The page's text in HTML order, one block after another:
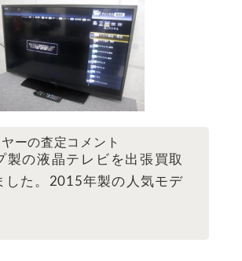
ーの査定コメント
製の液晶テレビを出張買取
した。2015年製の人気モデ